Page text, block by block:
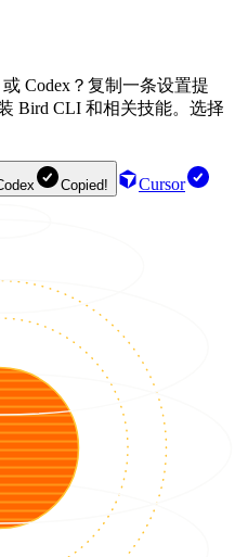
或 Codex？复制一条设置提
Bird CLI 和相关技能。选择
Copied!
Cursor